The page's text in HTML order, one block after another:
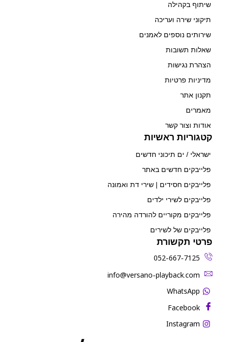
שיתוף בקהילה
תיקוני שירה ועריכה
שירותים נוספים לאמנים
שאלות תשובות
הצהרת נגישות
מדיניות פרטיות
תקנון אתר
מאמרים
אודות וצור קשר
קטגוריות ראשיות
ישראלי / ים תיכוני חדשים
פלייבקים חדשים באתר
פלייבקים חסידים | שירי דת ואמונה
פלייבקים לשירי ילדים
פלייבקים מקוריים להורדה מהירה
פלייבקים של לשירים
פרטי תקשורת
052-667-7125
‫info@versano-playback.com‬
WhatsApp
Facebook
Instagram